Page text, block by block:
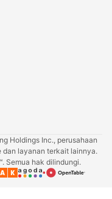
Holdings Inc., perusahaan
layanan terkait lainnya.
Semua hak dilindungi.